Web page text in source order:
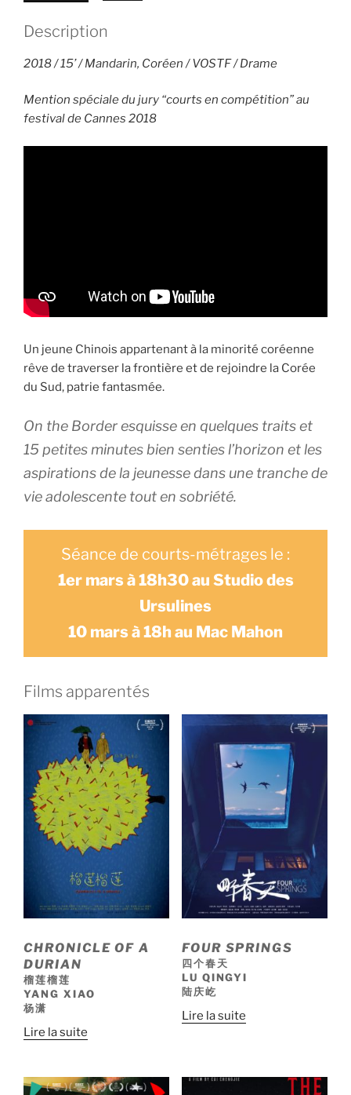
Description
2018 / 15’ / Mandarin, Coréen / VOSTF / Drame
Mention spéciale du jury “courts en compétition” au
festival de Cannes 2018
Un jeune Chinois appartenant à la minorité coréenne
rêve de traverser la frontière et de rejoindre la Corée
du Sud, patrie fantasmée.
On the Borderesquisse en quelques traits et
15 petites minutes bien senties l’horizon et les
aspirations de la jeunesse dans une tranche de
vie adolescente tout en sobriété.
Séance de courts-métrages le :
1er mars à 18h30 au Studio des
Ursulines
10 mars à 18h au Mac Mahon
Films apparentés
CHRONICLE OF A
DURIAN
榴莲榴莲
YANG XIAO
杨潇
Lire la suite
FOUR SPRINGS
四个春天
LU QINGYI
陆庆屹
Lire la suite